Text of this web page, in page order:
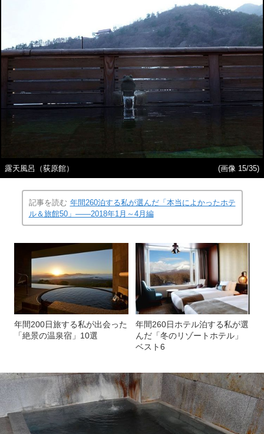
露天風呂（荻原館） (画像 15/35)
記事を読む 年間260泊する私が選んだ「本当によかったホテ
ル＆旅館50」――2018年1月～4月編
年間200日旅する私が出会った
「絶景の温泉宿」10選
年間260日ホテル泊する私が選
んだ「冬のリゾートホテル」
ベスト6